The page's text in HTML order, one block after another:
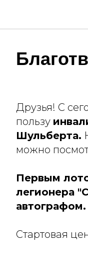
Друзья! С
пользу
Шульберта.
можно
Первым
легионера
автографом.
Стартовая